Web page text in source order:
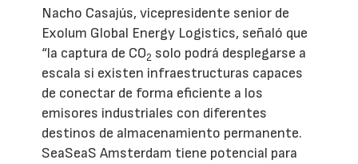
Nacho Casajús, vicepresidente senior de
Exolum Global Energy Logistics, señaló que
“la captura de CO2 solo podrá desplegarse a
escala si existen infraestructuras capaces
de conectar de forma eficiente a los
emisores industriales con diferentes
destinos de almacenamiento permanente.
SeaSeaS Amsterdam tiene potencial para